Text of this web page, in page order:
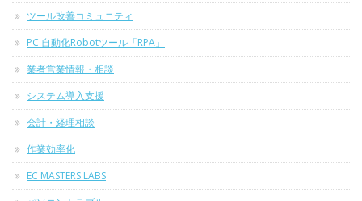
ツール改善コミュニティ
PC 自動化Robotツール「RPA」
業者営業情報・相談
システム導入支援
会計・経理相談
作業効率化
EC MASTERS LABS